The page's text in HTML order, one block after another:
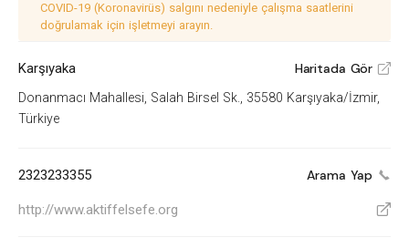
COVID-19 (Koronavirüs) salgını nedeniyle çalışma saatlerini
doğrulamak için işletmeyi arayın.
Karşıyaka Haritada Gör V
Donanmacı Mahallesi, Salah Birsel Sk., 35580 Karşıyaka/İzmir,
Türkiye
2323233355 Arama Yap
http://www.aktiffelsefe.org V